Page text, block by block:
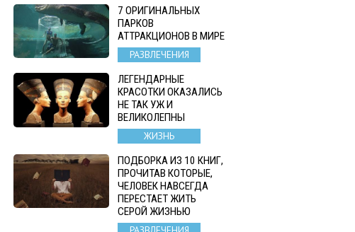
7 ОРИГИНАЛЬНЫХ
ПАРКОВ
АТТРАКЦИОНОВ В МИРЕ
РАЗВЛЕЧЕНИЯ
ЛЕГЕНДАРНЫЕ
КРАСОТКИ ОКАЗАЛИСЬ
НЕ ТАК УЖ И
ВЕЛИКОЛЕПНЫ
ЖИЗНЬ
ПОДБОРКА ИЗ 10 КНИГ,
ПРОЧИТАВ КОТОРЫЕ,
ЧЕЛОВЕК НАВСЕГДА
ПЕРЕСТАЕТ ЖИТЬ
СЕРОЙ ЖИЗНЬЮ